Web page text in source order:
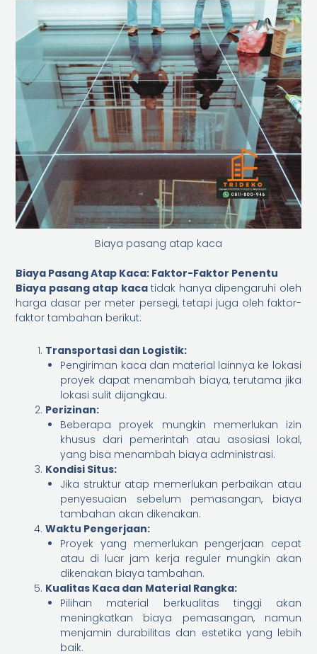
Biaya pasang atap kaca
Biaya Pasang Atap Kaca: Faktor-Faktor Penentu
Biaya pasang atap kacatidak hanya dipengaruhi oleh
harga dasar per meter persegi, tetapi juga oleh faktor-
faktor tambahan berikut:
Transportasi dan Logistik:
Pengiriman kaca dan material lainnya ke lokasi
proyek dapat menambah biaya, terutama jika
lokasi sulit dijangkau.
Perizinan:
Beberapa proyek mungkin memerlukan izin
khusus dari pemerintah atau asosiasi lokal,
yang bisa menambah biaya administrasi.
Kondisi Situs:
Jika struktur atap memerlukan perbaikan atau
penyesuaian sebelum pemasangan, biaya
tambahan akan dikenakan.
Waktu Pengerjaan:
Proyek yang memerlukan pengerjaan cepat
atau di luar jam kerja reguler mungkin akan
dikenakan biaya tambahan.
Kualitas Kaca dan Material Rangka:
Pilihan material berkualitas tinggi akan
meningkatkan biaya pemasangan, namun
menjamin durabilitas dan estetika yang lebih
baik.